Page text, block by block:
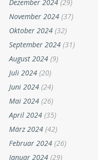
Dezember 2024 (29)
November 2024 (37)
Oktober 2024 (32)
September 2024 (31)
August 2024 (9)
Juli 2024 (20)
Juni 2024 (24)
Mai 2024 (26)
April 2024 (35)
März 2024 (42)
Februar 2024 (26)
Januar 2024 (29)